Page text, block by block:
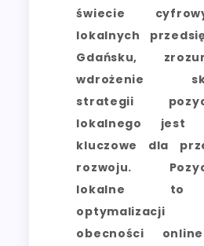
świecie
lokalnych
Gdańsku,
wdrożenie
strategii
lokalnego jest
kluczowe dla
rozwoju.
lokalne to
obecności